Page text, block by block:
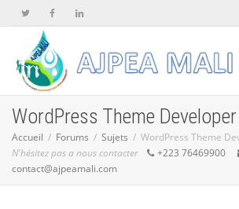
WordPress Theme
Accueil Forums Sujets
WordPress Theme
N'hésitez pas a nous contacter
+223 76469900
contact@ajpeamali.com